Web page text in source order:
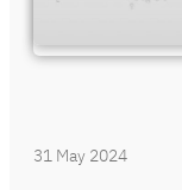
31 May 2024